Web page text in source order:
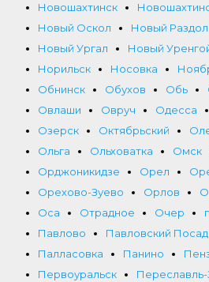
Новошахтинск
Новый Оскол
Новый Раздол
Новый Ургал
Новый
Норильск
Носовка
Обнинск
Обухов Обь
Овлаши
Овруч Одесса
Озерск
Октябрьский
Ольга
Ольховатка Омск
Орджоникидзе
Орел
Орехово-Зуево
Орлов
Оса
Отрадное Очер
Павлово
Павловский Посад
Палласовка
Панино
Первоуральск
Переславль-